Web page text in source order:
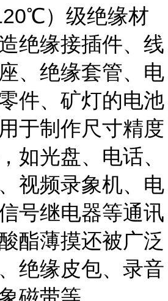
）级绝缘材
绝缘接插件、线
、绝缘套管、电
件、矿灯的电池
于制作尺寸精度
如光盘、电话、
视频录象机、电
号继电器等通讯
酯薄摸还被广泛
绝缘皮包、录音